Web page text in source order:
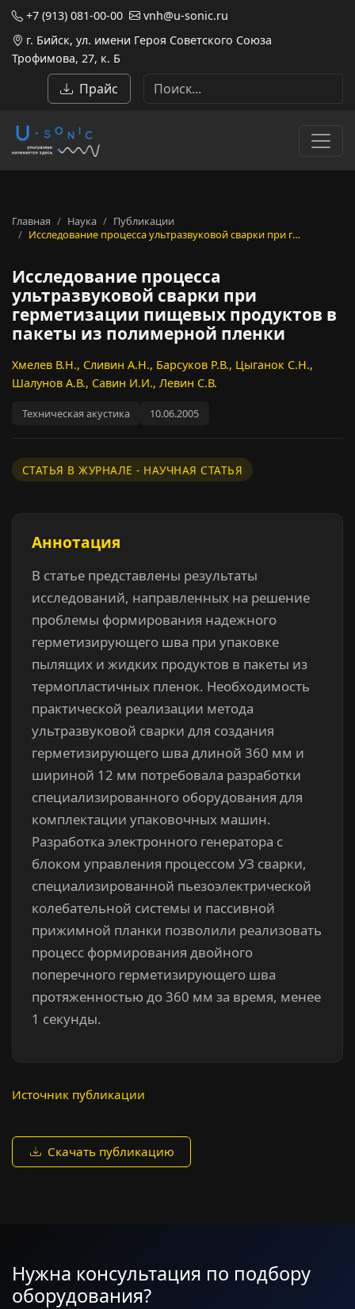
+7 (913) 081-00-00
vnh@u-sonic.ru
г. Бийск, ул. имени Героя Советского Союза
Трофимова, 27, к. Б
Прайс
Главная Наука
Публикации
Исследование процесса ультразвуковой сварки при г…
Исследование процесса
ультразвуковой сварки при
герметизации пищевых продуктов в
пакеты из полимерной пленки
Хмелев В.Н., Сливин А.Н., Барсуков Р.В., Цыганок С.Н.,
Шалунов А.В., Савин И.И., Левин С.В.
Техническая акустика 10.06.2005
СТАТЬЯ В ЖУРНАЛЕ - НАУЧНАЯ СТАТЬЯ
Аннотация
В статье представлены результаты
исследований, направленных на решение
проблемы формирования надежного
герметизирующего шва при упаковке
пылящих и жидких продуктов в пакеты из
термопластичных пленок. Необходимость
практической реализации метода
ультразвуковой сварки для создания
герметизирующего шва длиной 360 мм и
шириной 12 мм потребовала разработки
специализированного оборудования для
комплектации упаковочных машин.
Разработка электронного генератора с
блоком управления процессом УЗ сварки,
специализированной пьезоэлектрической
колебательной системы и пассивной
прижимной планки позволили реализовать
процесс формирования двойного
поперечного герметизирующего шва
протяженностью до 360 мм за время, менее
1 секунды.
Источник публикации
Скачать публикацию
Нужна консультация по подбору
оборудования?